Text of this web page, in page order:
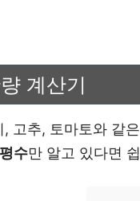
계산기
고추, 토마토와 같
수만 알고 있다면